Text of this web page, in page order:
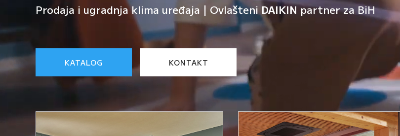
Prodaja i ugradnja klima uređaja | Ovlašteni DAIKINpartner za BiH
KATALOG KONTAKT